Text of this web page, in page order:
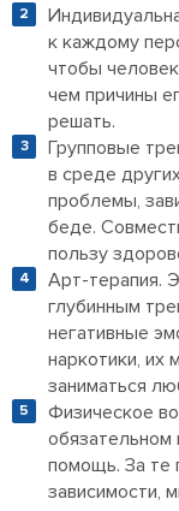
к каждому
чтобы
чем причины
решать.
Групповые
в среде
проблемы,
беде.
пользу
Арт-терапия.
глубинным
негативные
наркотики, их
заниматься
Физическое
обязательном
помощь. За те
зависимости,